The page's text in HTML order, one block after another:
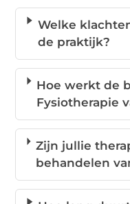
Welke
de praktijk?
Hoe werkt de
Fysiotherapie
Zijn jullie
behandelen